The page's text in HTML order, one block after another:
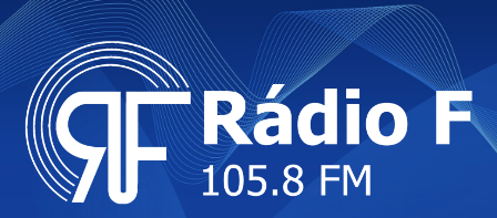
Skip
to
content